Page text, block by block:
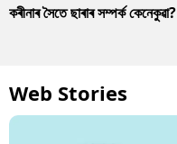
কৰীনাৰ সৈতে ছাৰাৰ সম্পৰ্ক কেনেকুৱা?
Web Stories